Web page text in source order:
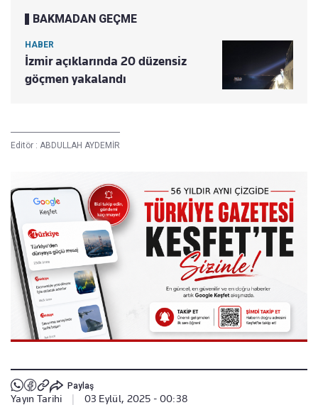
BAKMADAN GEÇME
HABER
İzmir açıklarında 20 düzensiz
göçmen yakalandı
Editör : ABDULLAH AYDEMİR
Paylaş
Yayın Tarihi 03 Eylül, 2025 - 00:38